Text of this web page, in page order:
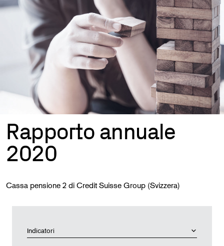
Rapporto annuale
2020
Cassa pensione 2 di Credit Suisse Group (Svizzera)
Indicatori